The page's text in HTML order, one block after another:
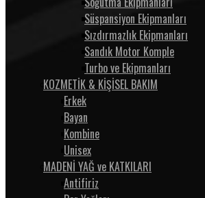
Süspansiyon Ekipmanları
Sızdırmazlık Ekipmanları
Sandık Motor Komple
Turbo ve Ekipmanları
KOZMETİK & KİŞİSEL BAKIM
Erkek
Bayan
Kombine
Unisex
MADENİ YAĞ ve KATKILARI
Antifiriz